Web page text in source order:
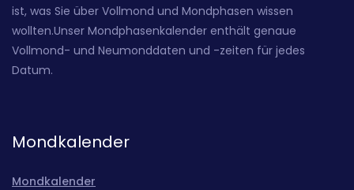
ist, was Sie über Vollmond und Mondphasen wissen
wollten.Unser Mondphasenkalender enthält genaue
Vollmond- und Neumonddaten und -zeiten für jedes
Datum.
Mondkalender
Mondkalender